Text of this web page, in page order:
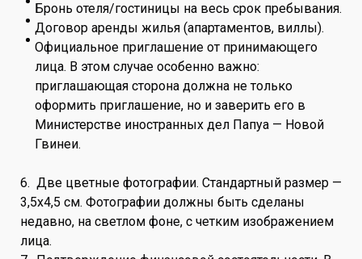
Бронь отеля/гостиницы на весь срок пребывания.
Договор аренды жилья (апартаментов, виллы).
Официальное приглашение от принимающего
лица. В этом случае особенно важно:
приглашающая сторона должна не только
оформить приглашение, но и заверить его в
Министерстве иностранных дел Папуа — Новой
Гвинеи.
6. Две цветные фотографии. Стандартный размер —
3,5х4,5 см. Фотографии должны быть сделаны
недавно, на светлом фоне, с четким изображением
лица.